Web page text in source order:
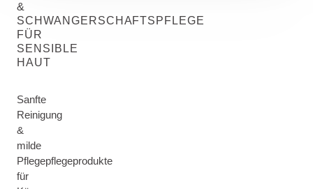
&
SCHWANGERSCHAFTSPFLEGE
FÜR
SENSIBLE
HAUT
Sanfte
Reinigung
&
milde
Pflegepflegeprodukte
für